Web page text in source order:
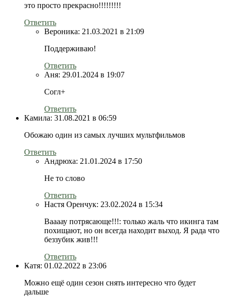
это просто прекрасно!!!!!!!!!
Ответить
Вероника: 21.03.2021 в 21:09
Поддерживаю!
Ответить
Аня: 29.01.2024 в 19:07
Согл+
Ответить
Камила: 31.08.2021 в 06:59
Обожаю один из самых лучших мультфильмов
Ответить
Андрюха: 21.01.2024 в 17:50
Не то слово
Ответить
Настя Оренчук: 23.02.2024 в 15:34
Ваааау потрясающе!!!: только жаль что икинга там
похищают, но он всегда находит выход. Я рада что
беззубик жив!!!
Ответить
Катя: 01.02.2022 в 23:06
Можно ещё один сезон снять интересно что будет
дальше